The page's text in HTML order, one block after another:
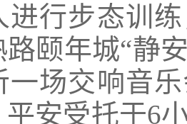
进行步态训
颐年城“静
一场交响音
安受托于6